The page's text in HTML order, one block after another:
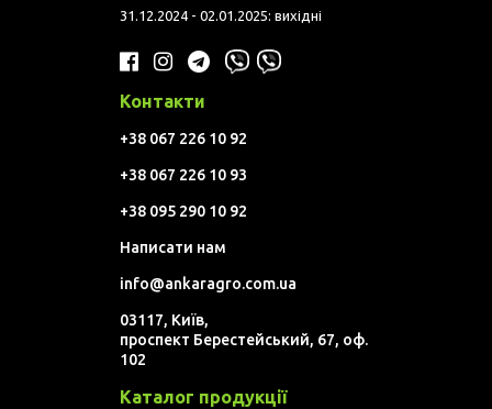
31.12.2024 - 02.01.2025: вихідні
Контакти
+38 067 226 10 92
+38 067 226 10 93
+38 095 290 10 92
Написати нам
info@ankaragro.com.ua
03117, Київ,
проспект Берестейський, 67, оф.
102
Каталог продукції